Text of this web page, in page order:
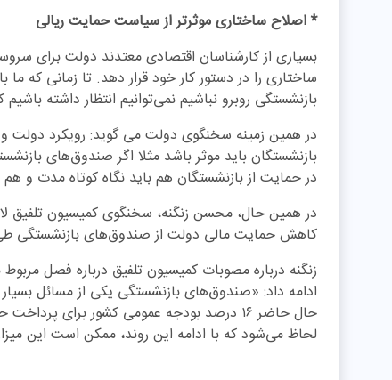
* اصلاح ساختاری موثرتر از سیاست حمایت ریالی
بسیاری از کارشناسان اقتصادی معتدند دولت برای
ساختاری را در دستور کار خود قرار دهد. تا زمانی
بازنشستگی روبرو نباشیم نمی‌توانیم انتظار داشته
در همین زمینه سخنگوی دولت می گوید: رویکرد
بازنشستگان باید موثر باشد مثلا اگر صندوق‌های
در حمایت از بازنشستگان هم باید نگاه کوتاه مدت و
در همین حال، محسن زنگنه، سخنگوی کمیسیون تلفیق
کاهش حمایت مالی دولت از صندوق‌های بازنشستگی طی
زنگنه درباره مصوبات کمیسیون تلفیق درباره فصل
ادامه داد: «صندوق‌های بازنشستگی یکی از مسائل
حال حاضر ۱۶ درصد بودجه عمومی کشور برای
لحاظ می‌شود که با ادامه این روند، ممکن است این میزان به ۵۰ درصد افزایش